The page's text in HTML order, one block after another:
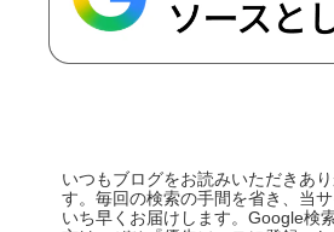
いつもブログをお読みいただきあ
す。毎回の検索の手間を省き、当
いち早くお届けします。Google検